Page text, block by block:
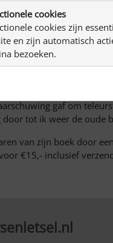
met de
De arts gaat
is een redelijk
dat ik
We kijken
veel vooruitgang
gaf om
tot ik weer de oude
van zijn boek door
€15,- inclusief
cookies
cookies zijn
en zijn automatisch
bezoeken.